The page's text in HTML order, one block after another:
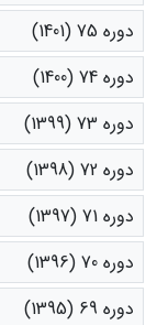
دوره 75 (1401)
دوره 74 (1400)
دوره 73 (1399)
دوره 72 (1398)
دوره 71 (1397)
دوره 70 (1396)
دوره 69 (1395)